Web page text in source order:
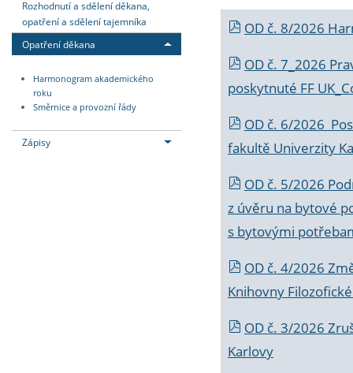
Rozhodnutí a sdělení děkana,
opatření a sdělení tajemníka
Opatření děkana
Harmonogram akademického
roku
Směrnice a provozní řády
Zápisy
OD č. 8/2026
OD č. 7_2026
poskytnuté FF
OD č. 6/2026
fakultě Univerzity
OD č. 5/2026
z úvěru na bytové
s bytovými
OD č. 4/2026
Knihovny
OD č. 3/2026
Karlovy